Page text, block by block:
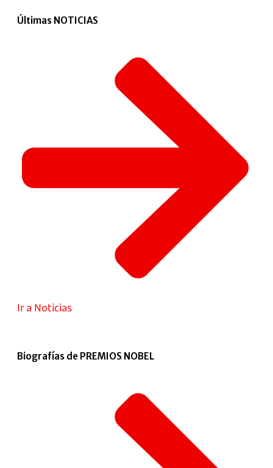
Últimas NOTICIAS
Ir a Noticias
Biografías de PREMIOS NOBEL